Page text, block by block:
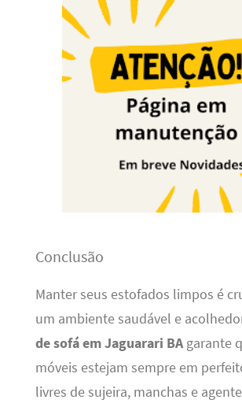
Conclusão
Manter seus estofados limpos é
um ambiente saudável e
de sofá em Jaguarari BAgarante
móveis estejam sempre em
livres de sujeira, manchas e